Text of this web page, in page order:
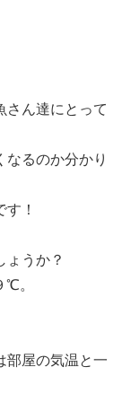
さん達にとって
なるのか分かり
！
ょうか？
℃。
部屋の気温と一